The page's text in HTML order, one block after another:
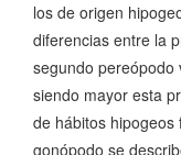
los de origen
diferencias entre la
segundo pereópodo
siendo mayor esta
de hábitos hipogeos
gonópodo se